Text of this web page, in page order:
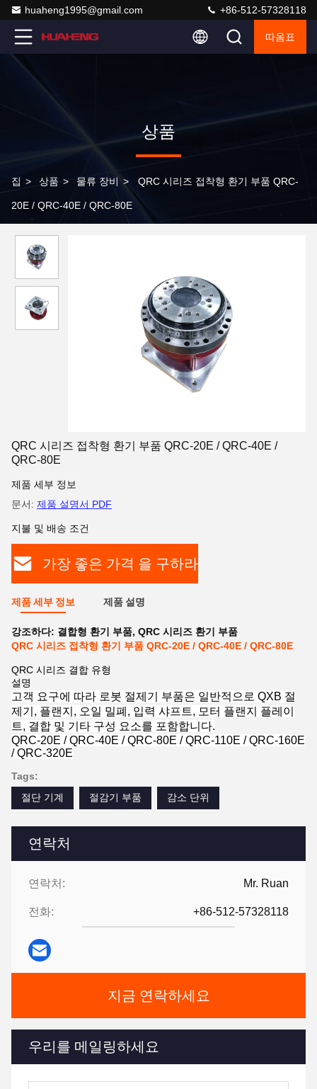
huaheng1995@gmail.com +86-512-57328118
따옴표
상품
집 > 상품 > 물류 장비 > QRC 시리즈 접착형 환기 부품 QRC-
20E / QRC-40E / QRC-80E
연락처
연락처: Mr. Ruan
전화: +86-512-57328118
지금 연락하세요
우리를 메일링하세요
QRC 시리즈 접착형 환기 부품 QRC-20E / QRC-40E /
QRC-80E
제품 세부 정보
문서: 제품 설명서 PDF
지불 및 배송 조건
가장 좋은 가격 을 구하라
제품 세부 정보 제품 설명
강조하다: 결합형 환기 부품, QRC 시리즈 환기 부품
QRC 시리즈 접착형 환기 부품 QRC-20E / QRC-40E / QRC-80E
QRC 시리즈 결합 유형
설명
고객 요구에 따라 로봇 절제기 부품은 일반적으로 QXB 절
제기, 플랜지, 오일 밀폐, 입력 샤프트, 모터 플랜지 플레이
트, 결합 및 기타 구성 요소를 포함합니다.
QRC-20E / QRC-40E / QRC-80E / QRC-110E / QRC-160E
/ QRC-320E
Tags:
절단 기계
절감기 부품 감소 단위